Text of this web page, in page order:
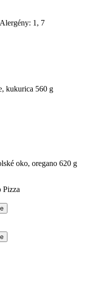
1, 7
kukurica 560 g
oko, oregano 620 g
Pizza